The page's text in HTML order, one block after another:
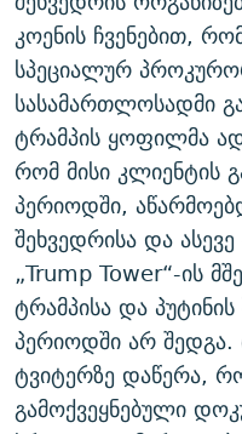
კოენის ჩვენებით,
სპეციალურ
სასამართლოსადმი
ტრამპის ყოფილმა
რომ მისი კლიენტის
პერიოდში,
შეხვედრისა და
„Trump Tower“-ის
ტრამპისა და
პერიოდში არ
ტვიტერზე დაწერა,
გამოქვეყნებული